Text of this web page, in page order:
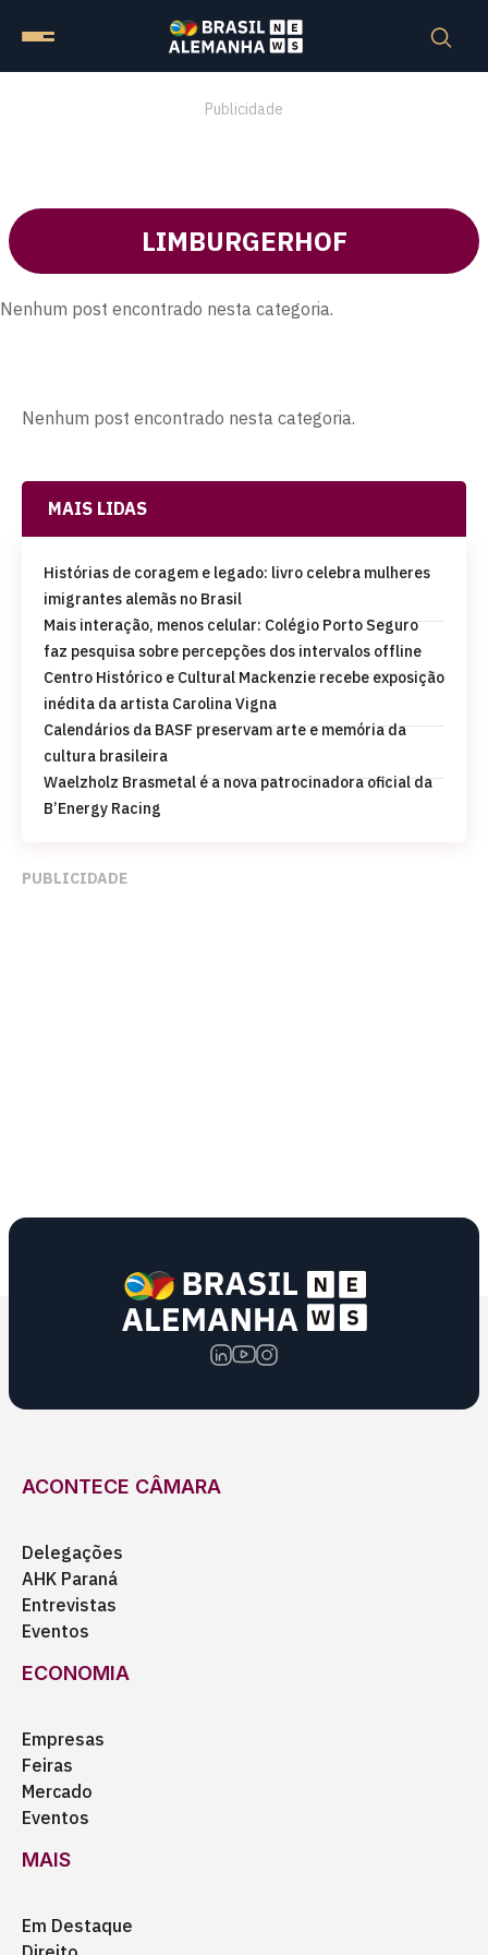
Publicidade
LIMBURGERHOF
Nenhum post encontrado nesta categoria.
Nenhum post encontrado nesta categoria.
MAIS LIDAS
Histórias de coragem e legado: livro celebra mulheres
imigrantes alemãs no Brasil
Mais interação, menos celular: Colégio Porto Seguro
faz pesquisa sobre percepções dos intervalos offline
Centro Histórico e Cultural Mackenzie recebe exposição
inédita da artista Carolina Vigna
Calendários da BASF preservam arte e memória da
cultura brasileira
Waelzholz Brasmetal é a nova patrocinadora oficial da
B’Energy Racing
PUBLICIDADE
ACONTECE CÂMARA
Delegações
AHK Paraná
Entrevistas
Eventos
ECONOMIA
Empresas
Feiras
Mercado
Eventos
MAIS
Em Destaque